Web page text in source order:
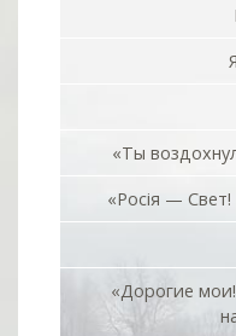
«Ты
«Росiя —
«Дорогие